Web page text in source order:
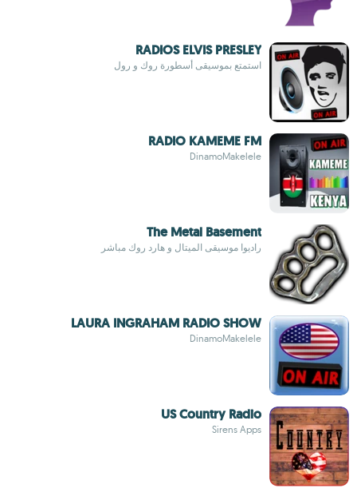
RADIOS ELVIS PRESLEY
استمتع بموسيقى أسطورة روك و رول
RADIO KAMEME FM
DinamoMakelele
The Metal Basement
راديوا موسيقى الميتال و هارد روك مباشر
LAURA INGRAHAM RADIO SHOW
DinamoMakelele
US Country Radio
Sirens Apps